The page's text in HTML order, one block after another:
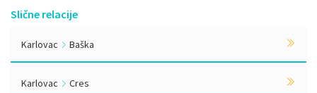
Slične relacije
Karlovac Baška
Karlovac Cres